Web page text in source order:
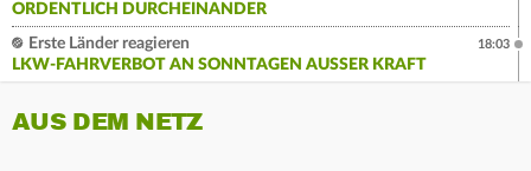
ORDENTLICH DURCHEINANDER
Erste Länder reagieren
LKW-FAHRVERBOT AN SONNTAGEN AUSSER KRAFT
18:03
AUS DEM NETZ